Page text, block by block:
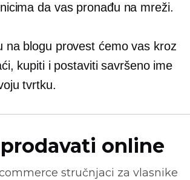
da vas pronađu na mreži.
na blogu provest ćemo vas kroz
kupiti i postaviti savršeno ime
tvrtku.
online
stručnjaci za vlasnike